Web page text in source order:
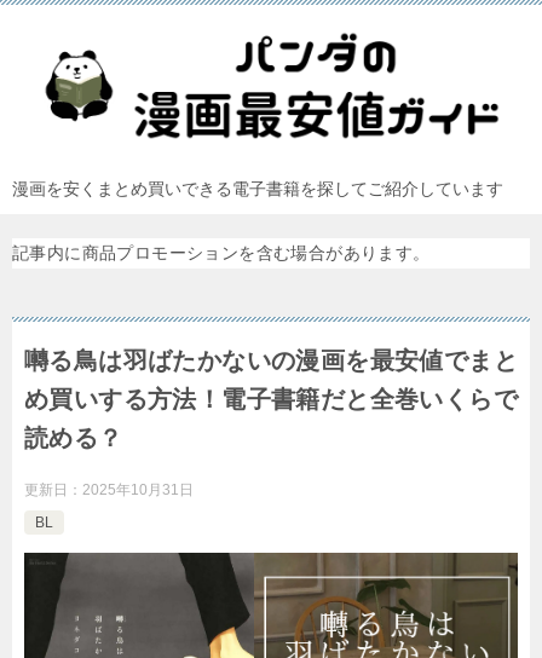
漫画を安くまとめ買いできる電子書籍を探してご紹介しています
記事内に商品プロモーションを含む場合があります。
囀る鳥は羽ばたかないの漫画を最安値でまと
め買いする方法！電子書籍だと全巻いくらで
読める？
更新日： 2025年10月31日
BL